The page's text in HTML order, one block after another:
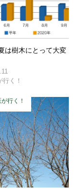
は樹木にとって大変
く！
行く！